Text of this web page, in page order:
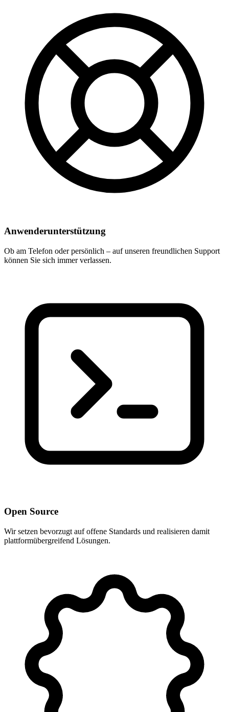
Anwenderunterstützung
Ob am Telefon oder persönlich – auf unseren freundlichen Support
können Sie sich immer verlassen.
Open Source
Wir setzen bevorzugt auf offene Standards und realisieren damit
plattformübergreifend Lösungen.